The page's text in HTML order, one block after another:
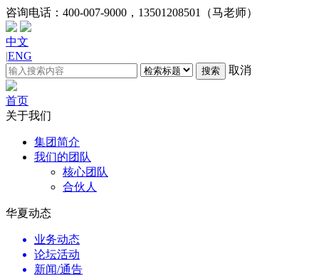
咨询电话： 400-007-9000，13501208501（马老师）
中文
|ENG
搜索 取消
首页
关于我们
集团简介
我们的团队
核心团队
合伙人
华夏动态
业务动态
论坛活动
新闻/通告